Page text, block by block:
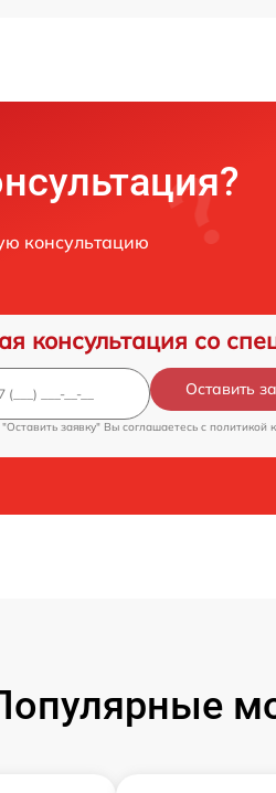
консультацию
консультация со
Оставить
заявку" Вы соглашаетесь c политикой